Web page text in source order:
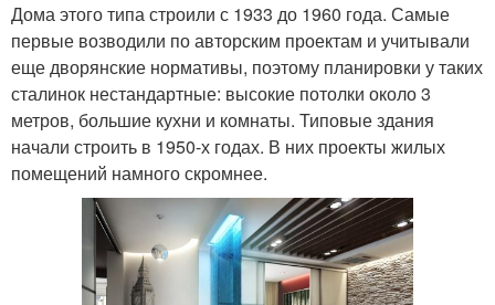
Дома этого типа строили с 1933 до 1960 года. Самые
первые возводили по авторским проектам и учитывали
еще дворянские нормативы, поэтому планировки у таких
сталинок нестандартные: высокие потолки около 3
метров, большие кухни и комнаты. Типовые здания
начали строить в 1950-х годах. В них проекты жилых
помещений намного скромнее.